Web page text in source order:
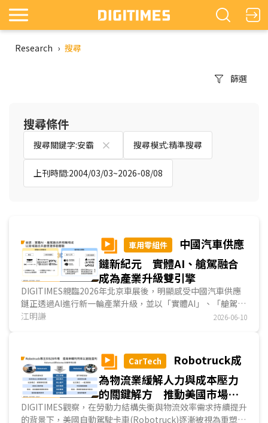
Research › 搜尋
篩選
搜尋條件
搜尋關鍵字:安霸 搜尋模式:精準搜尋
上刊時間:2004/03/03~2026-08/08
車用零組件
中國汽車供應
鏈新紀元 實體AI、艙駕融合
成為產業升級雙引擎
DIGITIMES親臨2026年北京車展後，明顯感受中國汽車供應
鏈正透過AI進行新一輪產業升級，並以「實體AI」、「艙駕融
合」為最關鍵要素。實體AI於汽車產業應用主要在自駕領域，
過代理式AI架構實現座艙服務、輔助駕駛功能融合，建立更直
覺的人機互動；整體看來，中國業者正透過AI串連整車功能服
務，打造更便捷的移動體驗。...
江明謙 2026-06-10
CarTech
Robotruck成
為物流業緩解人力與成本壓力
的關鍵解方 推動美國市場邁
入規模化競爭態勢
DIGITIMES觀察，在勞動力結構失衡與物流效率需求持續提升
的背景下，美國自動駕駛卡車(Robotruck)逐漸被視為重塑貨